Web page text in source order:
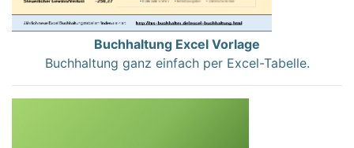
Buchhaltung Excel Vorlage
Buchhaltung ganz einfach per Excel-Tabelle.